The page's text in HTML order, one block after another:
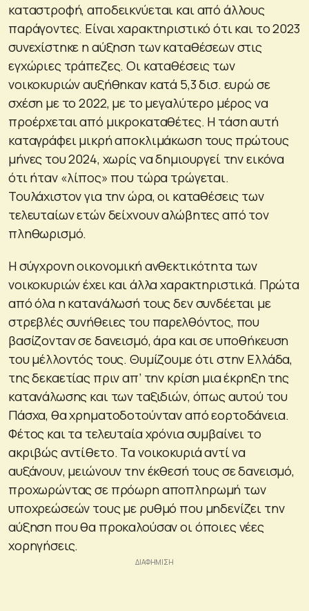
καταστροφή, αποδεικνύεται και από άλλους
παράγοντες. Είναι χαρακτηριστικό ότι και το 2023
συνεχίστηκε η αύξηση των καταθέσεων στις
εγχώριες τράπεζες. Οι καταθέσεις των
νοικοκυριών αυξήθηκαν κατά 5,3 δισ. ευρώ σε
σχέση με το 2022, με το μεγαλύτερο μέρος να
προέρχεται από μικροκαταθέτες. Η τάση αυτή
καταγράφει μικρή αποκλιμάκωση τους πρώτους
μήνες του 2024, χωρίς να δημιουργεί την εικόνα
ότι ήταν «λίπος» που τώρα τρώγεται.
Τουλάχιστον για την ώρα, οι καταθέσεις των
τελευταίων ετών δείχνουν αλώβητες από τον
πληθωρισμό.
Η σύγχρονη οικονομική ανθεκτικότητα των
νοικοκυριών έχει και άλλα χαρακτηριστικά. Πρώτα
από όλα η κατανάλωσή τους δεν συνδέεται με
στρεβλές συνήθειες του παρελθόντος, που
βασίζονταν σε δανεισμό, άρα και σε υποθήκευση
του μέλλοντός τους. Θυμίζουμε ότι στην Ελλάδα,
της δεκαετίας πριν απ’ την κρίση μια έκρηξη της
κατανάλωσης και των ταξιδιών, όπως αυτού του
Πάσχα, θα χρηματοδοτούνταν από εορτοδάνεια.
Φέτος και τα τελευταία χρόνια συμβαίνει το
ακριβώς αντίθετο. Τα νοικοκυριά αντί να
αυξάνουν, μειώνουν την έκθεσή τους σε δανεισμό,
προχωρώντας σε πρόωρη αποπληρωμή των
υποχρεώσεών τους με ρυθμό που μηδενίζει την
αύξηση που θα προκαλούσαν οι όποιες νέες
χορηγήσεις.